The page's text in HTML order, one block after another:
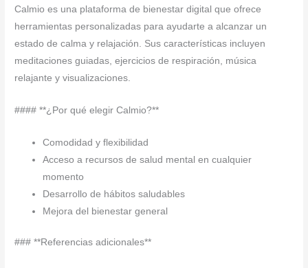
Calmio es una plataforma de bienestar digital que ofrece
herramientas personalizadas para ayudarte a alcanzar un
estado de calma y relajación. Sus características incluyen
meditaciones guiadas, ejercicios de respiración, música
relajante y visualizaciones.
#### **¿Por qué elegir Calmio?**
Comodidad y flexibilidad
Acceso a recursos de salud mental en cualquier
momento
Desarrollo de hábitos saludables
Mejora del bienestar general
### **Referencias adicionales**